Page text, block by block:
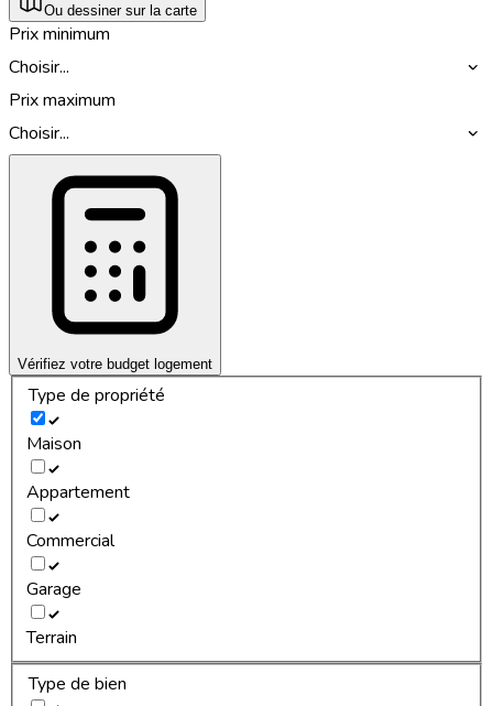
Ou dessiner sur la carte
Prix minimum
Choisir...
Prix maximum
Choisir...
Vérifiez votre budget logement
Type de propriété
Maison
Appartement
Commercial
Garage
Terrain
Type de bien